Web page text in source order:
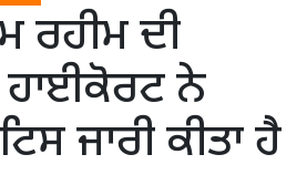
ਰਹੀਮ ਦੀ
ਹਾਈਕੋਰਟ ਨੇ
ਜਾਰੀ ਕੀਤਾ ਹੈ